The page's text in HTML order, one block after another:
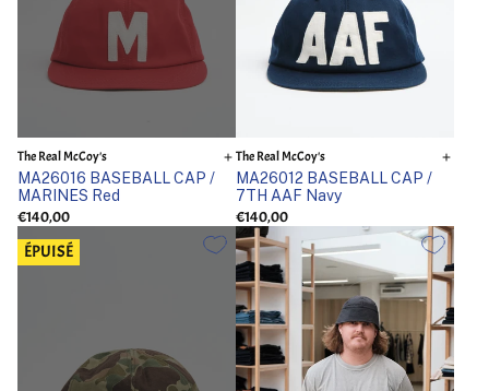
The Real McCoy's
MA26016 BASEBALL CAP /
MARINES Red
€140,00
The Real McCoy's
MA26012 BASEBALL CAP /
7TH AAF Navy
€140,00
ÉPUISÉ